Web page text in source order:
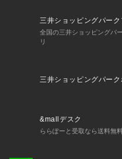
三井ショッピングパーク
全国の三井ショッピングパ
リ
三井ショッピングパーク
&mallデスク
ららぽーと受取なら送料無